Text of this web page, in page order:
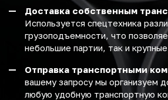
Доставка собственным
Используется спецтехника
грузоподъемности, что
небольшие партии, так и
Отправка транспортными
вашему запросу мы организуем
любую удобную транспортную